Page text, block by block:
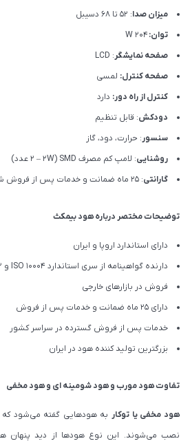
میزان صدا: 52 تا 68 دسیبل
توان:
صفحه نمایشگر: LCD
صفحه کنترل: لمسی
کنترل از راه دور: دارد
دودکش: قابل تنظیم
سنسور: حرارت، دود، گاز
روشنایی: لامپ کم مصرف SMD (۲ – ۲W عدد)
گارانتی: 25 ماه ضمانت و خدمات پس از فروش شرکت بیمکث
توضیحات مختصر درباره هود بیمکث
دارای استاندارد اروپا و ایران
دارنده گواهینامه از سری استاندارد ISO 10004 و ISO 10002
فروش در بازارهای خارجی
دارای 25 ماه ضمانت و خدمات پس از فروش
خدمات پس از فروش گسترده در سراسر کشور
بزرگترین تولید کننده هود در ایران
تفاوت هود مورب و هود شومینه ای و هود مخفی
هود مخفی یا توکار به هودهایی گفته می‌شود که
نصب می‌شوند. این نوع هودها از دید پنهان